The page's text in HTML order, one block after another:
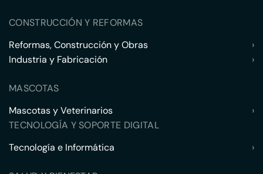
CONSTRUCCIÓN Y REFORMAS
Reformas, Construcción y Obras
›
Industria y Fabricación
›
MASCOTAS
Mascotas y Veterinarios
›
TECNOLOGÍA Y SOPORTE DIGITAL
Tecnología e Informática
›